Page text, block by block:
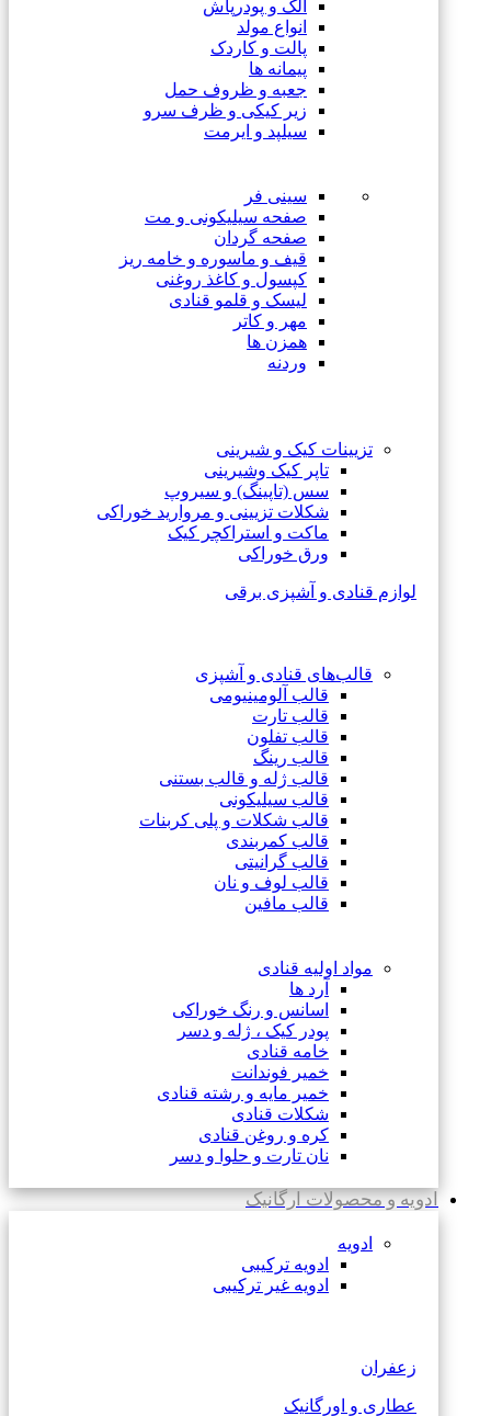
الک و پودرپاش
انواع مولد
پالت و کاردک
پیمانه ها
جعبه و ظروف حمل
زیر کیکی و ظرف سرو
سیلپد و ایرمت
سینی فر
صفحه سیلیکونی و مت
صفحه گردان
قیف و ماسوره و خامه ریز
کپسول و کاغذ روغنی
لیسک و قلمو قنادی
مهر و کاتر
همزن ها
وردنه
تزیینات کیک و شیرینی
تاپر کیک وشیرینی
سس (تاپینگ) و سیروپ
شکلات تزیینی و مروارید خوراکی
ماکت و استراکچر کیک
ورق خوراکی
لوازم قنادی و آشپزی برقی
قالب‌های قنادی و آشپزی
قالب آلومینیومی
قالب تارت
قالب تفلون
قالب رینگ
قالب ژله و قالب بستنی
قالب سیلیکونی
قالب شکلات و پلی کربنات
قالب کمربندی
قالب گرانیتی
قالب لوف و نان
قالب مافین
مواد اولیه قنادی
آرد ها
اسانس و رنگ خوراکی
پودر کیک ، ژله و دسر
خامه قنادی
خمیر فوندانت
خمیر مایه و رشته قنادی
شکلات قنادی
کره و روغن قنادی
نان تارت و حلوا و دسر
ادویه و محصولات ارگانیک
ادویه
ادویه ترکیبی
ادویه غیر ترکیبی
زعفران
عطاری و اورگانیک